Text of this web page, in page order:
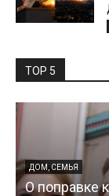
TOP 5
ДОМ, СЕМЬЯ
О поправке